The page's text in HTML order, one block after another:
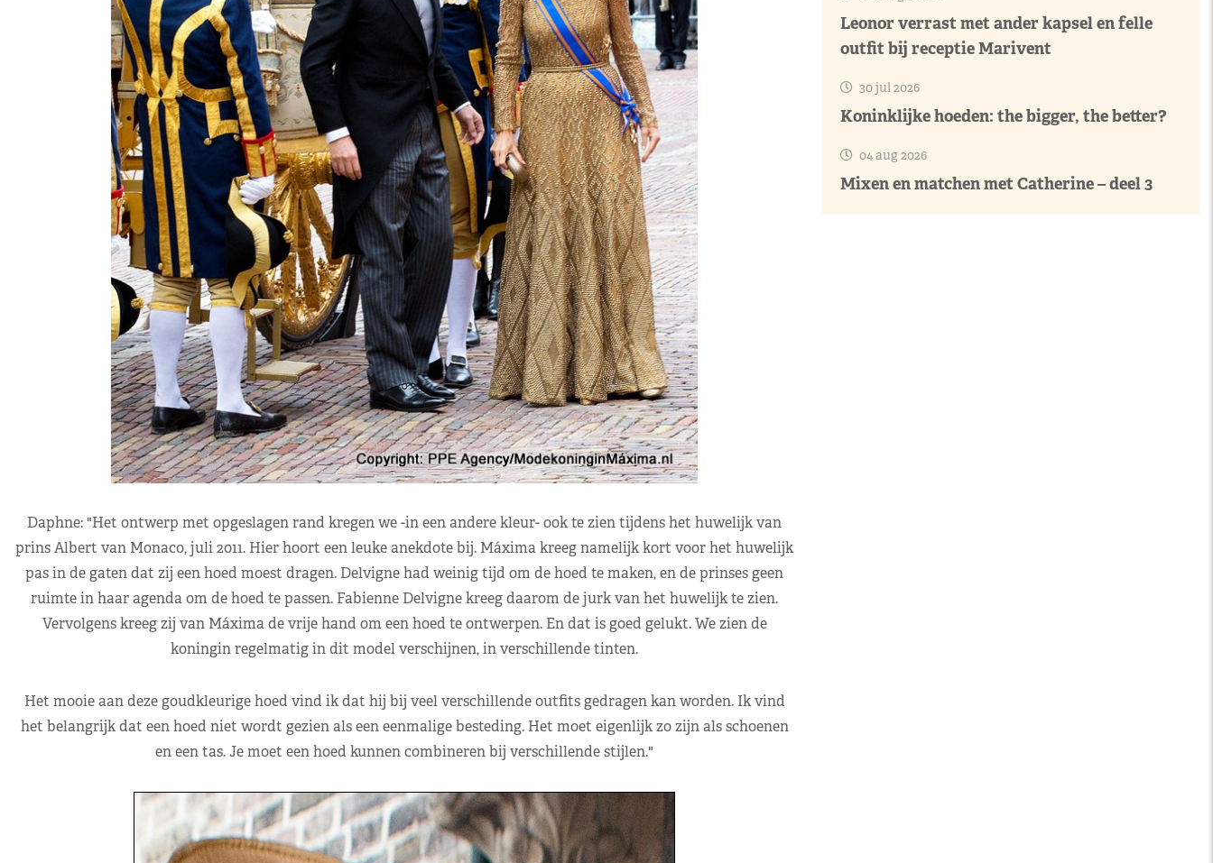
Daphne: "Het ontwerp met opgeslagen rand kregen we -in een andere kleur- ook te zien tijdens het huwelijk van
prins Albert van Monaco, juli 2011. Hier hoort een leuke anekdote bij. Máxima kreeg namelijk kort voor het huwelijk
pas in de gaten dat zij een hoed moest dragen. Delvigne had weinig tijd om de hoed te maken, en de prinses geen
ruimte in haar agenda om de hoed te passen. Fabienne Delvigne kreeg daarom de jurk van het huwelijk te zien.
Vervolgens kreeg zij van Máxima de vrije hand om een hoed te ontwerpen. En dat is goed gelukt. We zien de
koningin regelmatig in dit model verschijnen, in verschillende tinten.
Het mooie aan deze goudkleurige hoed vind ik dat hij bij veel verschillende outfits gedragen kan worden. Ik vind
het belangrijk dat een hoed niet wordt gezien als een eenmalige besteding. Het moet eigenlijk zo zijn als schoenen
en een tas. Je moet een hoed kunnen combineren bij verschillende stijlen."
Leonor verrast met ander kapsel en felle
outfit bij receptie Marivent
30 jul 2026
Koninklijke hoeden: the bigger, the better?
04 aug 2026
Mixen en matchen met Catherine – deel 3